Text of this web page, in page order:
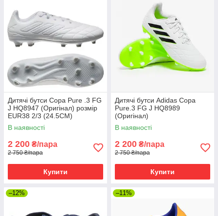
Дитячі бутси Copa Pure .3 FG
J HQ8947 (Оригінал) розмір
EUR38 2/3 (24.5CM)
В наявності
2 200 ₴/пара
2 750 ₴/пара
Купити
Дитячі бутси Adidas Copa
Pure.3 FG J HQ8989
(Оригінал)
В наявності
2 200 ₴/пара
2 750 ₴/пара
Купити
–12% –11%